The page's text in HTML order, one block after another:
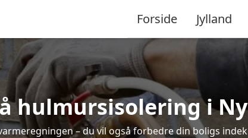
Forside Jylland
hulmursisolering i
– du vil også forbedre din boligs